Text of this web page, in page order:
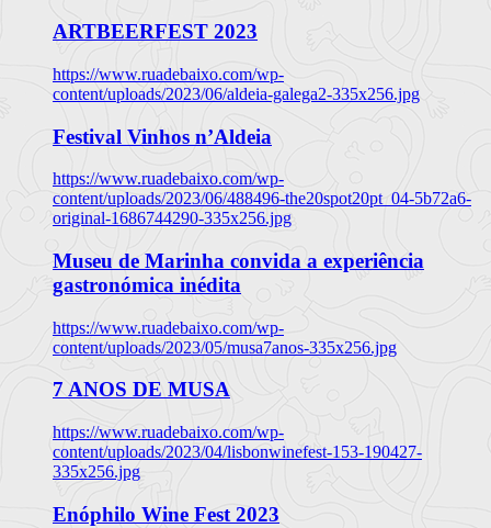
ARTBEERFEST 2023
https://www.ruadebaixo.com/wp-
content/uploads/2023/06/aldeia-galega2-335x256.jpg
Festival Vinhos n’Aldeia
https://www.ruadebaixo.com/wp-
content/uploads/2023/06/488496-the20spot20pt_04-5b72a6-
original-1686744290-335x256.jpg
Museu de Marinha convida a experiência
gastronómica inédita
https://www.ruadebaixo.com/wp-
content/uploads/2023/05/musa7anos-335x256.jpg
7 ANOS DE MUSA
https://www.ruadebaixo.com/wp-
content/uploads/2023/04/lisbonwinefest-153-190427-
335x256.jpg
Enóphilo Wine Fest 2023